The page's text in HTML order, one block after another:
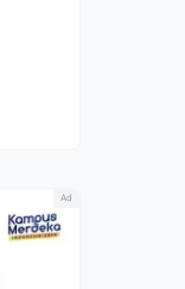
Ad